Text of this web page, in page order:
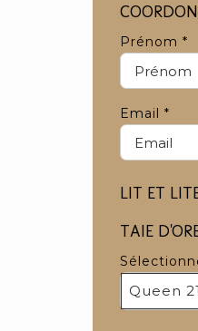
Prénom *
Email *
LIT ET
TAIE
Queen